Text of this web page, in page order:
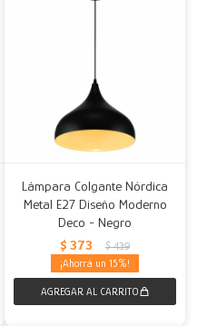
Lámpara Colgante Nórdica
Metal E27 Diseño Moderno
Deco - Negro
$ 373 $ 439
15